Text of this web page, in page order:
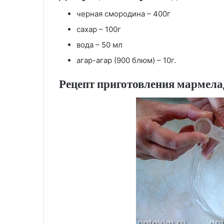
черная смородина – 400г
сахар – 100г
вода – 50 мл
агар-агар (900 блюм) – 10г.
Рецепт приготовления